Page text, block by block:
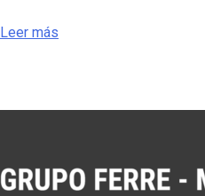
Leer más